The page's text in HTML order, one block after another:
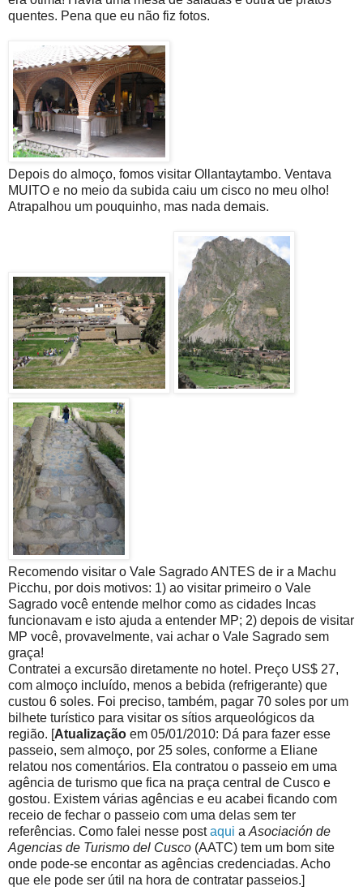
quentes. Pena que eu não fiz fotos.
Depois do almoço, fomos visitar Ollantaytambo. Ventava
MUITO e no meio da subida caiu um cisco no meu olho!
Atrapalhou um pouquinho, mas nada demais.
Recomendo visitar o Vale Sagrado ANTES de ir a Machu
Picchu, por dois motivos: 1) ao visitar primeiro o Vale
Sagrado você entende melhor como as cidades Incas
funcionavam e isto ajuda a entender MP; 2) depois de visitar
MP você, provavelmente, vai achar o Vale Sagrado sem
graça!
Contratei a excursão diretamente no hotel. Preço US$ 27,
com almoço incluído, menos a bebida (refrigerante) que
custou 6 soles. Foi preciso, também, pagar 70 soles por um
bilhete turístico para visitar os sítios arqueológicos da
região. [Atualização em 05/01/2010: Dá para fazer esse
passeio, sem almoço, por 25 soles, conforme a Eliane
relatou nos comentários. Ela contratou o passeio em uma
agência de turismo que fica na praça central de Cusco e
gostou. Existem várias agências e eu acabei ficando com
receio de fechar o passeio com uma delas sem ter
referências. Como falei nesse postaqui a Asociación de
Agencias de Turismo del Cusco (AATC) tem um bom site
onde pode-se encontar as agências credenciadas. Acho
que ele pode ser útil na hora de contratar passeios.]